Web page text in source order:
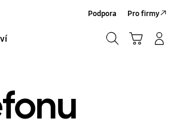
Podpora Pro firmy